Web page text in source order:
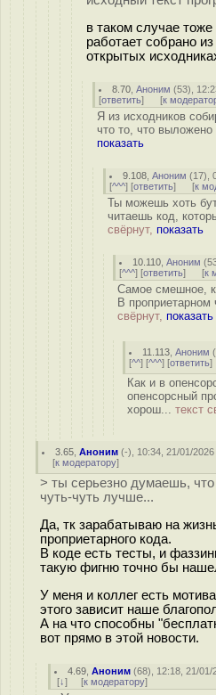
в таком случае тоже
работает собрано
открытых
8.70 ,Аноним (53),
[ответить] [к
Я из исходников
что то, что выложено
показать
9.108 ,Аноним (17),
[^^^] [ответить] [к
Ты можешь хоть
читаешь код,
свёрнут, показать
10.110 ,Аноним (
[^^^] [ответить] [к
Самое смешное,
В проприетарном
свёрнут, показать
11.113 ,Аноним (
[^^] [^^^] [ответить]
Как и в
опенсорсный
хорош... текст
3.65 ,Аноним (-), 10:34, 21/01/2026
[к модератору]
> ты серьезно думаешь,
чуть-чуть лучше...
Да, тк зарабатываю на
проприетарного кода.
В коде есть тесты, и
такую фигню точно бы
У меня и коллег есть
этого зависит наше
А на что способны
вот прямо в этой новости.
4.69 ,Аноним (68), 12:18, 21/01/
[↓] [к модератору]